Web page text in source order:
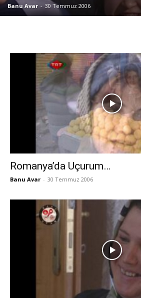
Banu Avar - 30 Temmuz 2006
Romanya’da Uçurum…
Banu Avar - 30 Temmuz 2006